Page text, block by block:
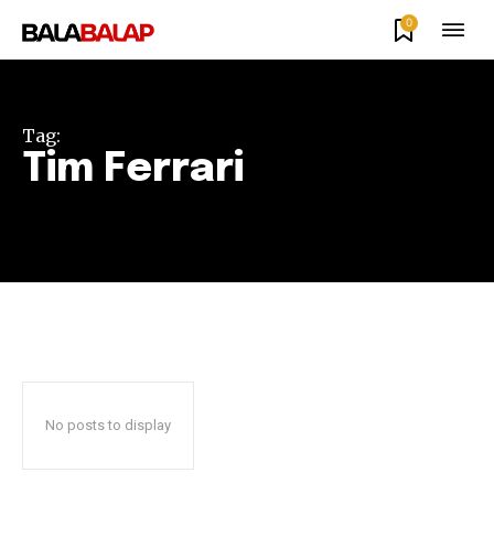
0
Tag:
Tim Ferrari
No posts to display